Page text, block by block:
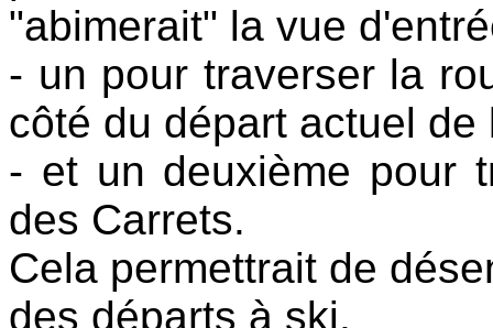
"abimerait" la vue
- un pour traverser la
côté du départ actuel de
- et un deuxième pour
des Carrets.
Cela permettrait de
des départs à ski.